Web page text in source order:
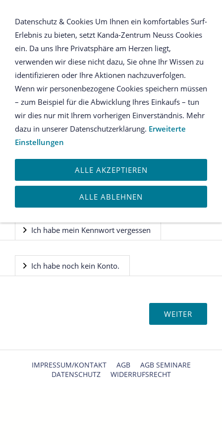
Anmeldung
Ich habe bereits ein Konto
Bitte melden Sie sich mit Ihrem Kennwort an.
E-Mail oder Kundennummer:
Ich habe mein Kennwort vergessen
Ich habe noch kein Konto.
IMPRESSUM/KONTAKT AGB
AGB SEMINARE
DATENSCHUTZ
WIDERRUFSRECHT
Datenschutz & Cookies Um Ihnen ein komfortables Surf-
Erlebnis zu bieten, setzt Kanda-Zentrum Neuss Cookies
ein. Da uns Ihre Privatsphäre am Herzen liegt,
verwenden wir diese nicht dazu, Sie ohne Ihr Wissen zu
identifizieren oder Ihre Aktionen nachzuverfolgen.
Wenn wir personenbezogene Cookies speichern müssen
– zum Beispiel für die Abwicklung Ihres Einkaufs – tun
wir dies nur mit Ihrem vorherigen Einverständnis. Mehr
dazu in unserer Datenschutzerklärung. Erweiterte
Einstellungen
ALLE AKZEPTIEREN
ALLE ABLEHNEN